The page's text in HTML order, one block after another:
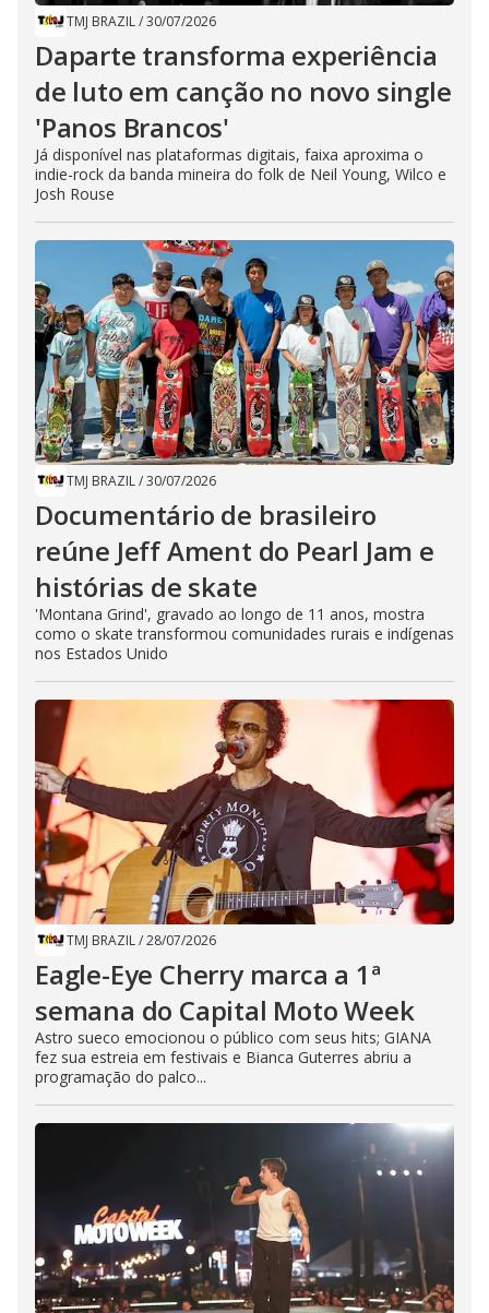
TMJ BRAZIL/30/07/2026
Daparte transforma experiência
de luto em canção no novo single
'Panos Brancos'
Já disponível nas plataformas digitais, faixa aproxima o
indie-rock da banda mineira do folk de Neil Young, Wilco e
Josh Rouse
TMJ BRAZIL/30/07/2026
Documentário de brasileiro
reúne Jeff Ament do Pearl Jam e
histórias de skate
'Montana Grind', gravado ao longo de 11 anos, mostra
como o skate transformou comunidades rurais e indígenas
nos Estados Unido
TMJ BRAZIL/28/07/2026
Eagle-Eye Cherry marca a 1ª
semana do Capital Moto Week
Astro sueco emocionou o público com seus hits; GIANA
fez sua estreia em festivais e Bianca Guterres abriu a
programação do palco...